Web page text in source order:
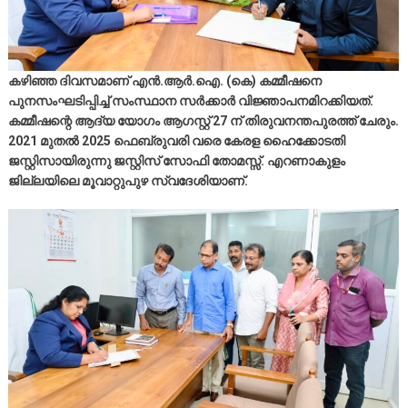
കഴിഞ്ഞ ദിവസമാണ് എന്‍.ആര്‍.ഐ. (കെ) കമ്മീഷനെ
പുനസംഘടിപ്പിച്ച് സംസ്ഥാന സര്‍ക്കാര്‍ വിജ്ഞാപനമിറക്കിയത്.
കമ്മീഷന്റെ ആദ്യ യോഗം ആഗസ്റ്റ് 27 ന് തിരുവനന്തപുരത്ത് ചേരും.
2021 മുതല്‍ 2025 ഫെബ്രുവരി വരെ കേരള ഹൈക്കോടതി
ജസ്റ്റിസായിരുന്നു ജസ്റ്റിസ് സോഫി തോമസ്സ്. എറണാകുളം
ജില്ലയിലെ മൂവാറ്റുപുഴ സ്വദേശിയാണ്.